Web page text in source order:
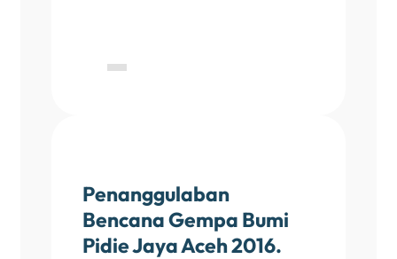
Penanggulaban
Bencana Gempa Bumi
Pidie Jaya Aceh 2016.